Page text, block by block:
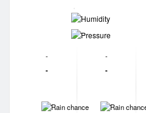
-
-
-
-
-
-
-
-